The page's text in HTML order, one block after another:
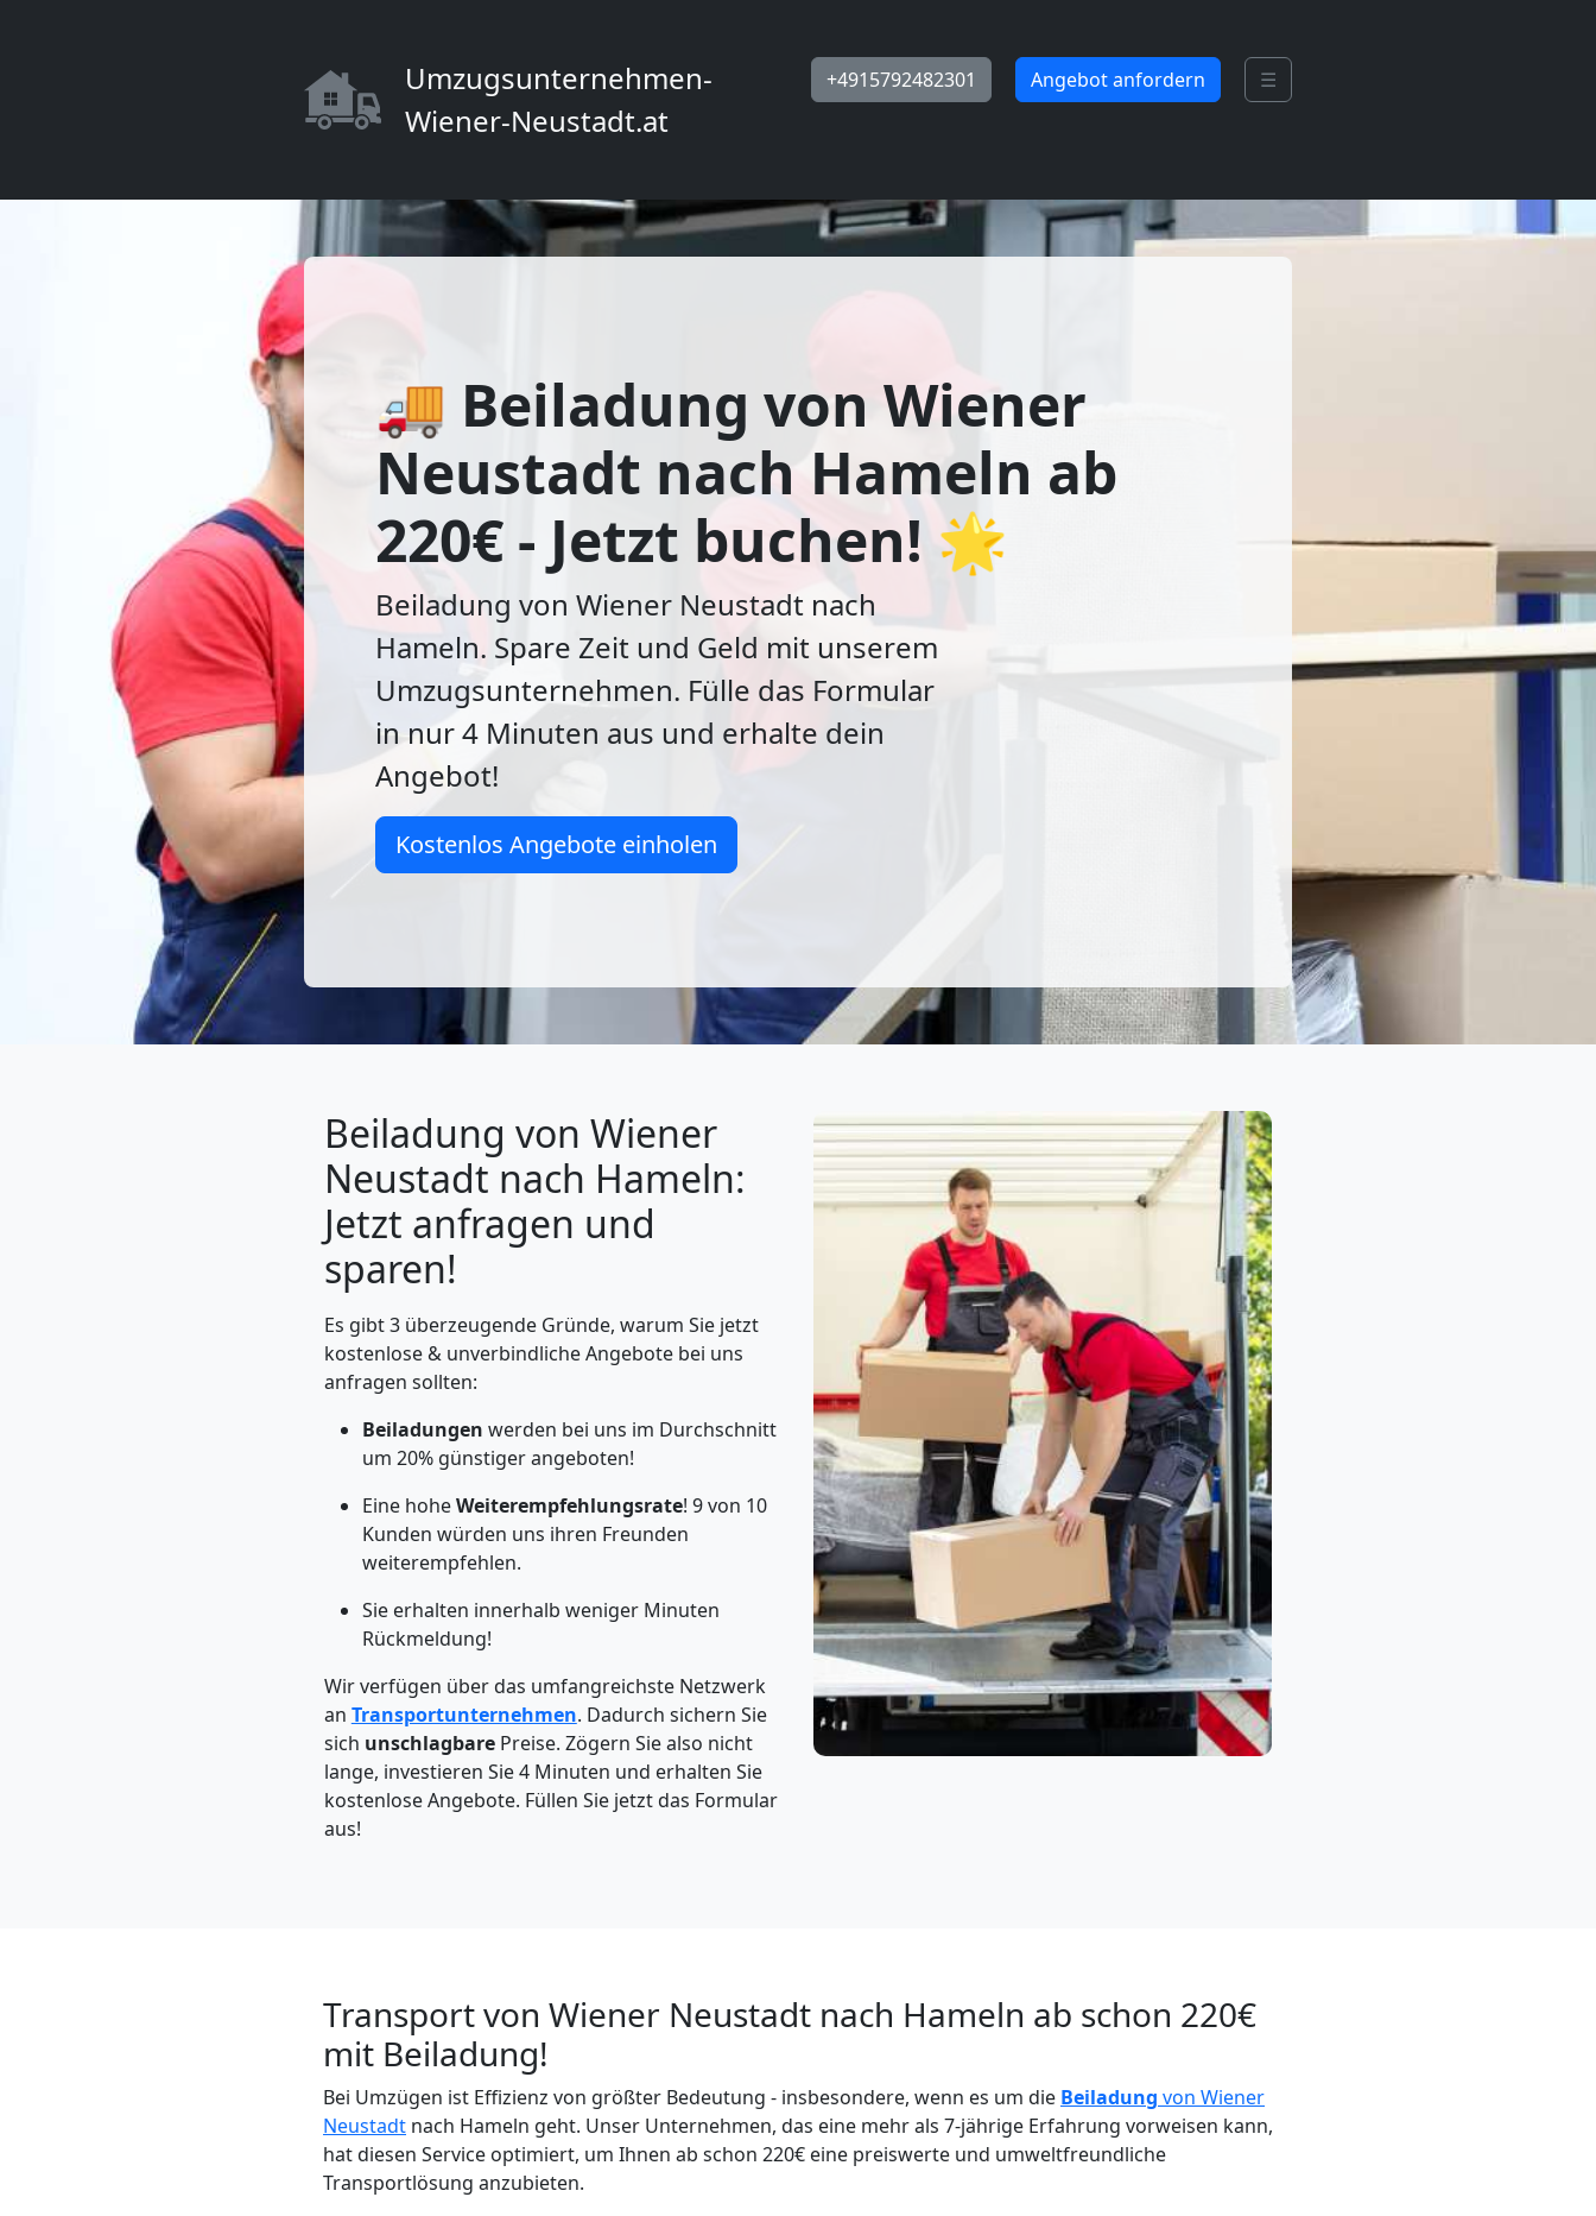
Umzugsunternehmen-
Wiener-Neustadt.at
+4915792482301 Angebot anfordern ☰
🚚 Beiladung von Wiener
Neustadt nach Hameln ab
220€ - Jetzt buchen! 🌟
Beiladung von Wiener Neustadt nach
Hameln. Spare Zeit und Geld mit unserem
Umzugsunternehmen. Fülle das Formular
in nur 4 Minuten aus und erhalte dein
Angebot!
Kostenlos Angebote einholen
Beiladung von Wiener
Neustadt nach Hameln:
Jetzt anfragen und
sparen!
Es gibt 3 überzeugende Gründe, warum Sie jetzt
kostenlose & unverbindliche Angebote bei uns
anfragen sollten:
Beiladungen werden bei uns im Durchschnitt
um 20% günstiger angeboten!
Eine hoheWeiterempfehlungsrate! 9 von 10
Kunden würden uns ihren Freunden
weiterempfehlen.
Sie erhalten innerhalb weniger Minuten
Rückmeldung!
Wir verfügen über das umfangreichste Netzwerk
an Transportunternehmen. Dadurch sichern Sie
sich unschlagbare Preise. Zögern Sie also nicht
lange, investieren Sie 4 Minuten und erhalten Sie
kostenlose Angebote. Füllen Sie jetzt das Formular
aus!
Transport von Wiener Neustadt nach Hameln ab schon 220€
mit Beiladung!
Bei Umzügen ist Effizienz von größter Bedeutung - insbesondere, wenn es um die Beiladung von Wiener
Neustadt nach Hameln geht. Unser Unternehmen, das eine mehr als 7-jährige Erfahrung vorweisen kann,
hat diesen Service optimiert, um Ihnen ab schon 220€ eine preiswerte und umweltfreundliche
Transportlösung anzubieten.